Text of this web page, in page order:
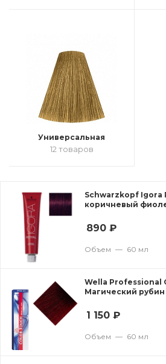
Универсальная
12 товаров
Schwarzkopf Igora
коричневый
890 ₽
Объем — 60 мл
Wella Professional
Магический рубин
1 150 ₽
Объем — 60 мл